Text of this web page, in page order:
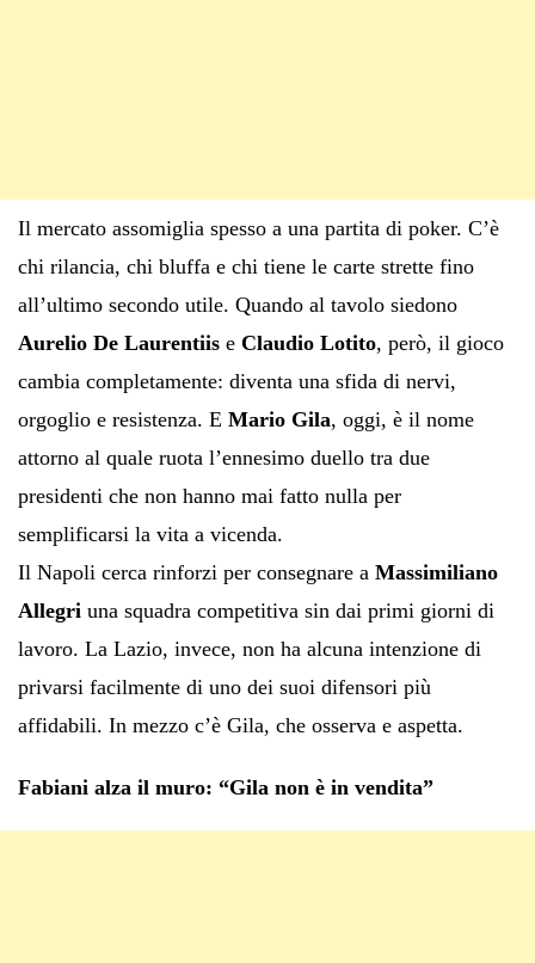
Il mercato assomiglia spesso a una partita di poker. C’è
chi rilancia, chi bluffa e chi tiene le carte strette fino
all’ultimo secondo utile. Quando al tavolo siedono
Aurelio De Laurentiis e Claudio Lotito, però, il gioco
cambia completamente: diventa una sfida di nervi,
orgoglio e resistenza. E Mario Gila, oggi, è il nome
attorno al quale ruota l’ennesimo duello tra due
presidenti che non hanno mai fatto nulla per
semplificarsi la vita a vicenda.
Il Napoli cerca rinforzi per consegnare a Massimiliano
Allegri una squadra competitiva sin dai primi giorni di
lavoro. La Lazio, invece, non ha alcuna intenzione di
privarsi facilmente di uno dei suoi difensori più
affidabili. In mezzo c’è Gila, che osserva e aspetta.
Fabiani alza il muro: “Gila non è in vendita”